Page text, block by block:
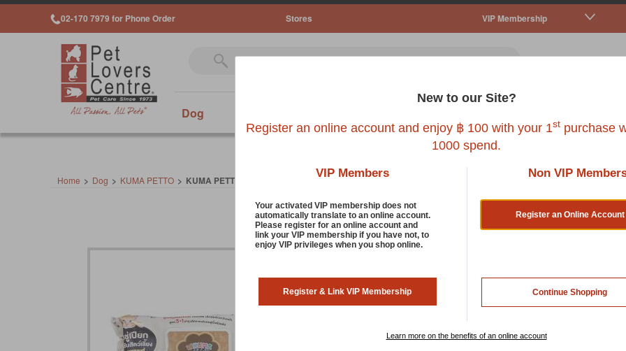
02-170 7979 for Phone Order Stores VIP Membership
Dog
Home > Dog > KUMA PETTO > KUMA PETTO PET WIPES 75 SHEETS
KUMA PETTO
KUMA PETTO PET WIPES 75
SKU : 8859311566925
IN STOCK
New to our Site?
Register an online account and enjoy ฿ 100 with your 1st purchase
1000 spend.
VIP Members Non VIP
Your activated VIP membership does not
automatically translate to an online account.
Please register for an online account and
link your VIP membership if you have not, to
enjoy VIP privileges when you shop online.
Register an Online Account
Register & Link VIP Membership Continue Shopping
Learn more on the benefits of an online account